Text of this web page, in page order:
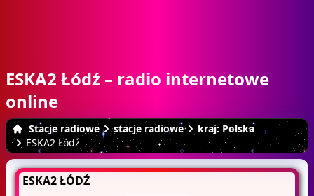
ESKA2 Łódź – radio internetowe
online
Stacje radiowe stacje radiowe
kraj: Polska
ESKA2 Łódź
ESKA2 ŁÓDŹ